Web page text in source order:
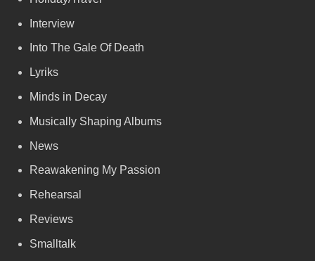
Interview
Into The Gale Of Death
Lyriks
Minds in Decay
Musically Shaping Albums
News
Reawakening My Passion
Rehearsal
Reviews
Smalltalk